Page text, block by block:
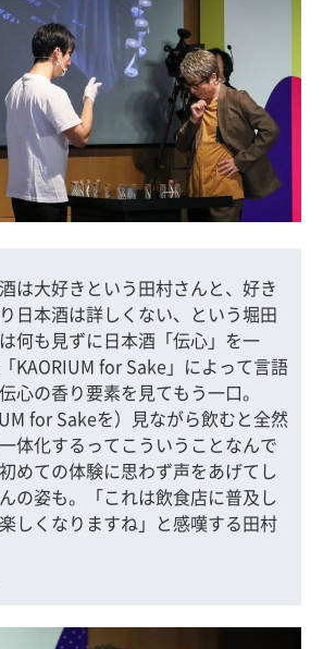
は大好きという田村さんと、好き
日本酒は詳しくない、という堀田
何も見ずに日本酒「伝心」を一
KAORIUM for Sake」によって言語
心の香り要素を見てもう一口。
for Sakeを）見ながら飲むと全然
体化するってこういうことなんで
めての体験に思わず声をあげてし
の姿も。「これは飲食店に普及し
しくなりますね」と感嘆する田村